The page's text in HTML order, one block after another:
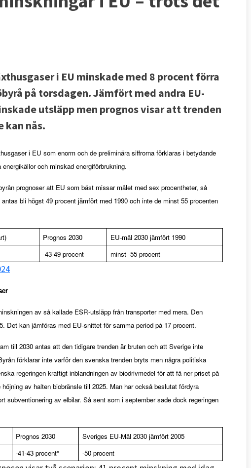
i EU minskade med 8 procent förra
på torsdagen. Jämfört med andra EU-
utsläpp men prognos visar att trenden
kan nås.
i EU som enorm och de preliminära siffrorna förklaras i betydande
och minskad energiförbrukning.
prognoser att EU som bäst missar målet med sex procentheter, så
bli högst 49 procent jämfört med 1990 och inte de minst 55 procenten
Prognos 2030
EU-mål 2030 jämfört 1990
-43-49 procent minst -55 procent
av så kallade ESR-utsläpp från transporter med mera. Den
Det kan jämföras med EU-snittet för samma period på 17 procent.
till 2030 antas att den tidigare trenden är bruten och att Sverige inte
förklarar inte varför den svenska trenden bryts men några politiska
regeringen kraftigt inblandningen av biodrivmedel för att få ner priset på
av halten biobränsle till 2025. Man har också beslutat fördyra
subventionering av elbilar. Så sent som i september sade dock regeringen
Prognos 2030
Sveriges EU-Mål 2030 jämfört 2005
-41-43 procent*
-50 procent